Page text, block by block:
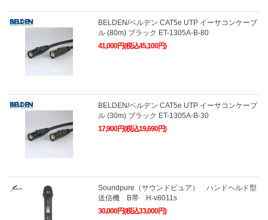
BELDEN/ベルデン CAT5e UTP イーサコンケーブ
ル (80m) ブラック ET-1305A-B-80
41,000円(税込45,100円)
BELDEN/ベルデン CAT5e UTP イーサコンケーブ
ル (30m) ブラック ET-1305A-B-30
17,900円(税込19,690円)
Soundpure（サウンドピュア） ハンドヘルド型
送信機 B帯 H-v8011s
30,000円(税込33,000円)